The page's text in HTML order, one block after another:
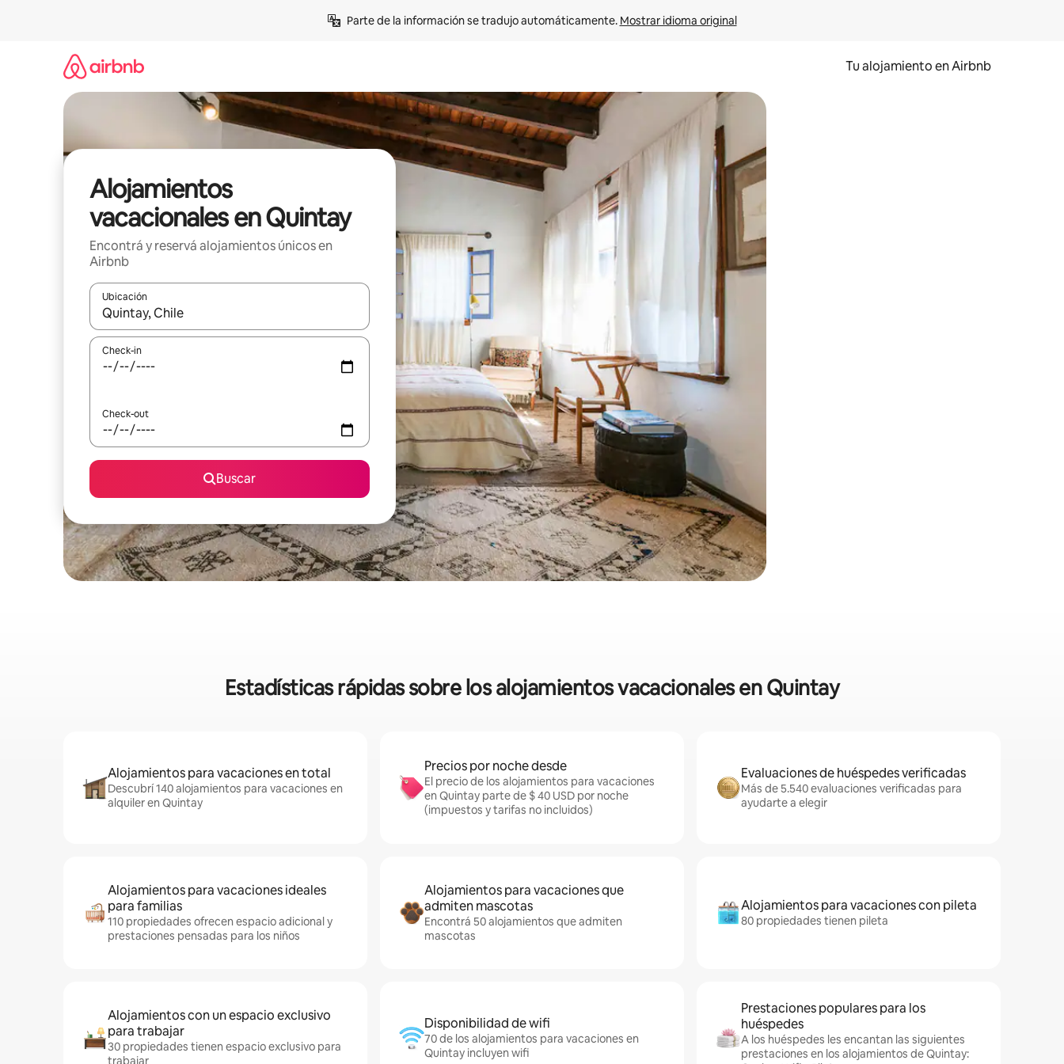
Parte de la información se tradujo automáticamente. Mostrar idioma original
Tu alojamiento en Airbnb
Alojamientos
vacacionales en Quintay
Encontrá y reservá alojamientos únicos en
Airbnb
Ubicación
Cuando los resultados estén disponibles, navegá con las teclas de flecha hacia arriba y hacia abajo o explorá deslizando el dedo.
Check-in
Check-out
Buscar
Estadísticas rápidas sobre los alojamientos vacacionales en Quintay
Alojamientos para vacaciones en total
Descubrí 140 alojamientos para vacaciones en
alquiler en Quintay
Precios por noche desde
El precio de los alojamientos para vacaciones
en Quintay parte de $ 40 USD por noche
(impuestos y tarifas no incluidos)
Evaluaciones de huéspedes verificadas
Más de 5.540 evaluaciones verificadas para
ayudarte a elegir
Alojamientos para vacaciones ideales
para familias
110 propiedades ofrecen espacio adicional y
prestaciones pensadas para los niños
Alojamientos para vacaciones que
admiten mascotas
Encontrá 50 alojamientos que admiten
mascotas
Alojamientos para vacaciones con pileta
80 propiedades tienen pileta
Alojamientos con un espacio exclusivo
para trabajar
30 propiedades tienen espacio exclusivo para
trabajar
Disponibilidad de wifi
70 de los alojamientos para vacaciones en
Quintay incluyen wifi
Prestaciones populares para los
huéspedes
A los huéspedes les encantan las siguientes
prestaciones en los alojamientos de Quintay: